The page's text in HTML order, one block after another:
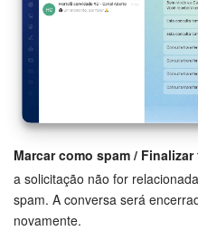
Assinatura
Widget de
Bitrix24 On-premise
Marcar como spam /
a solicitação não for
spam. A conversa será
novamente.